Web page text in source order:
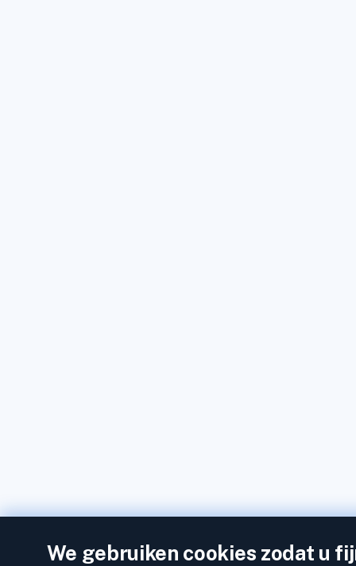
We gebruiken cookies zodat u